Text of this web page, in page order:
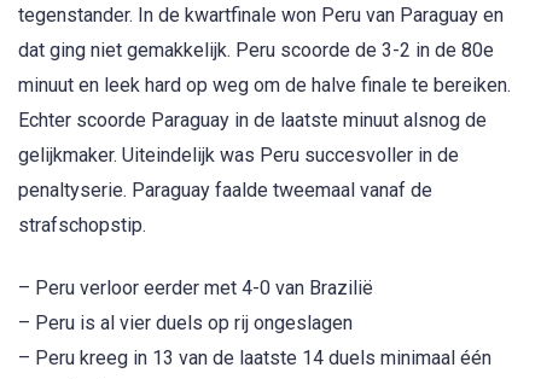
tegenstander. In de kwartfinale won Peru van Paraguay en
dat ging niet gemakkelijk. Peru scoorde de 3-2 in de 80e
minuut en leek hard op weg om de halve finale te bereiken.
Echter scoorde Paraguay in de laatste minuut alsnog de
gelijkmaker. Uiteindelijk was Peru succesvoller in de
penaltyserie. Paraguay faalde tweemaal vanaf de
strafschopstip.
– Peru verloor eerder met 4-0 van Brazilië
– Peru is al vier duels op rij ongeslagen
– Peru kreeg in 13 van de laatste 14 duels minimaal één